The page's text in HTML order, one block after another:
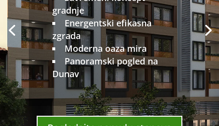
gradnje
Energentski efikasna
zgrada
Moderna oaza mira
Panoramski pogled na
Dunav